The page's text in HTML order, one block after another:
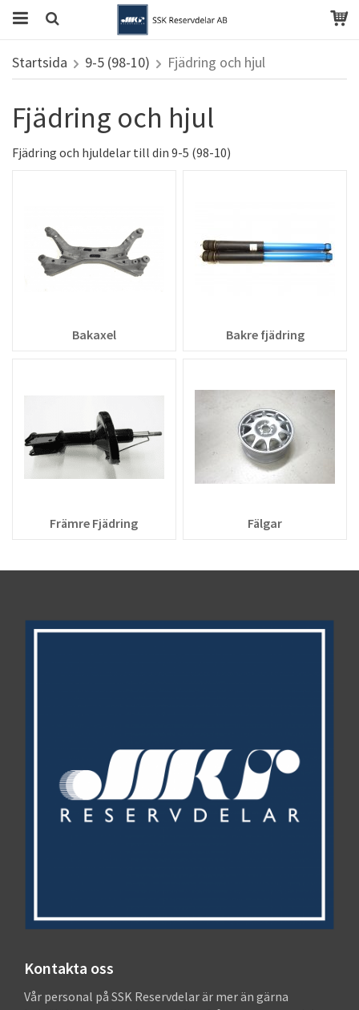
Startsida 9-5 (98-10) Fjädring och hjul
Fjädring och hjul
Fjädring och hjuldelar till din 9-5 (98-10)
Bakaxel Bakre fjädring
Främre Fjädring Fälgar
Kontakta oss
Vår personal på SSK Reservdelar är mer än gärna